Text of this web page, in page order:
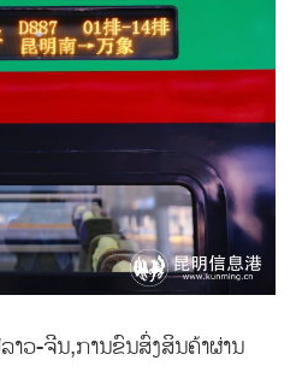
າວ-ຈີນ,ການຂົນສົ່ງສິນຄ້າຜ່ານ